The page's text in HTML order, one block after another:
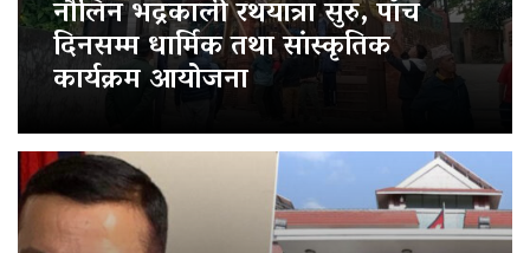
नौलिन भद्रकाली रथयात्रा सुरु, पाँच
दिनसम्म धार्मिक तथा सांस्कृतिक
कार्यक्रम आयोजना